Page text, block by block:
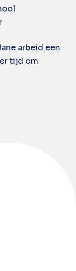
arbeid een
tijd om